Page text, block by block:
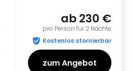
ab230 €
pro Person für 2 Nächte
Kostenlos stornierbar
zum Angebot